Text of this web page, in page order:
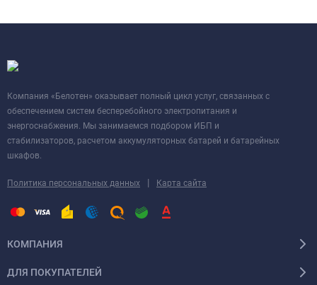
Компания «Белотен» оказывает полный цикл услуг, связанных с
обеспечением систем бесперебойного электропитания и
энергоснабжения. Мы занимаемся подбором ИБП и
стабилизаторов, расчетом аккумуляторных батарей и батарейных
шкафов.
Политика персональных данных | Карта сайта
КОМПАНИЯ
ДЛЯ ПОКУПАТЕЛЕЙ